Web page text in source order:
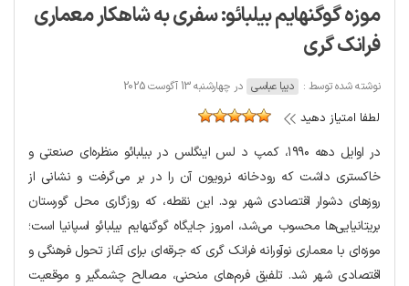
موزه گوگنهایم بیلبائو: سفری به شاهکار معماری
فرانک گری
نوشته شده توسط : دیبا عباسی در چهارشنبه 13 آگوست 2025
لطفا امتیاز دهید
در اوایل دهه ۱۹۹۰، کمپ د لس اینگلس در بیلبائو منظره‌ای صنعتی و
خاکستری داشت که رودخانه نرویون آن را در بر می‌گرفت و نشانی از
روزهای دشوار اقتصادی شهر بود. این نقطه، که روزگاری محل گورستان
بریتانیایی‌ها محسوب می‌شد، امروز جایگاه گوگنهایم بیلبائو اسپانیا است؛
موزه‌ای با معماری نوآورانه فرانک گری که جرقه‌ای برای آغاز تحول فرهنگی و
اقتصادی شهر شد. تلفیق فرم‌های منحنی، مصالح چشمگیر و موقعیت